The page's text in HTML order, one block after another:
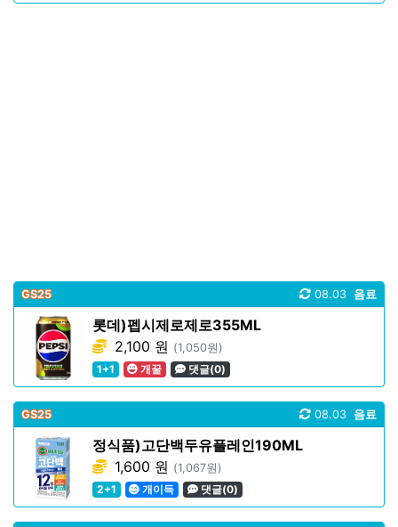
GS25 음료
08.03
롯데)펩시제로제로355ML
2,100 원 (1,050원)
1+1
개꿀 댓글(0)
GS25 음료
08.03
정식품)고단백두유플레인190ML
1,600 원 (1,067원)
2+1
개이득 댓글(0)